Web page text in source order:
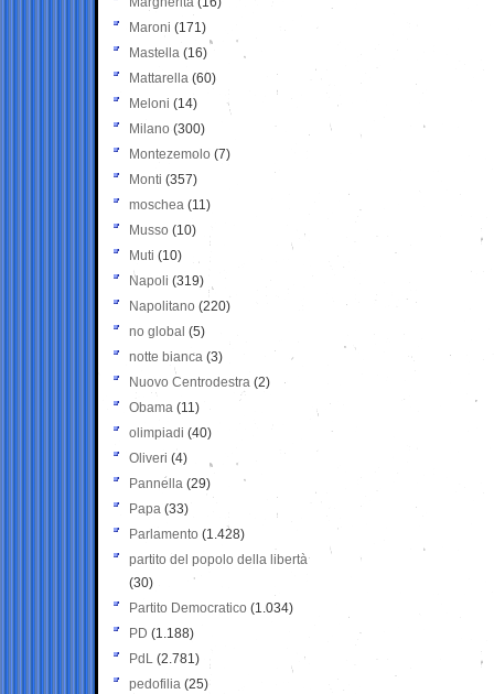
Maroni (171)
Mastella (16)
Mattarella (60)
Meloni (14)
Milano (300)
Montezemolo (7)
Monti (357)
moschea (11)
Musso (10)
Muti (10)
Napoli (319)
Napolitano (220)
no global (5)
notte bianca (3)
Nuovo Centrodestra (2)
Obama (11)
olimpiadi (40)
Oliveri (4)
Pannella (29)
Papa (33)
Parlamento (1.428)
partito del popolo della libertà
(30)
Partito Democratico (1.034)
PD (1.188)
PdL (2.781)
pedofilia (25)